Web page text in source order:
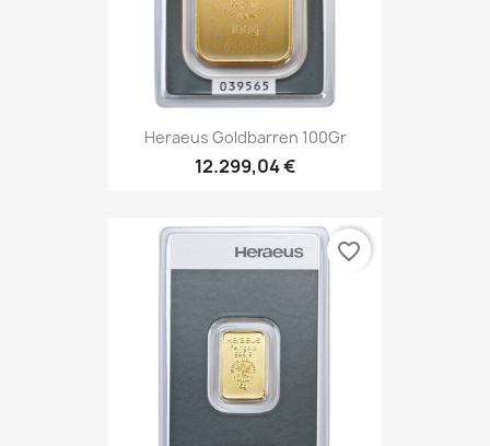
Heraeus Goldbarren 100Gr
12.299,04 €
favorite_border